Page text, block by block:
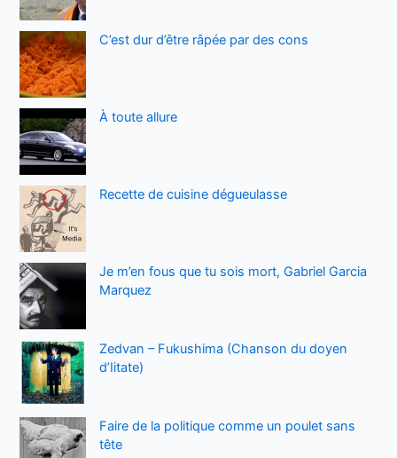
C’est dur d’être râpée par des cons
À toute allure
Recette de cuisine dégueulasse
Je m’en fous que tu sois mort, Gabriel Garcia
Marquez
Zedvan – Fukushima (Chanson du doyen
d’Iitate)
Faire de la politique comme un poulet sans
tête